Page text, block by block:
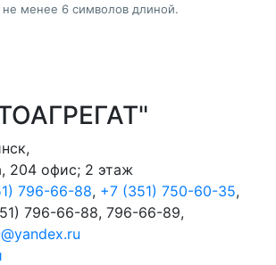
менее 6 символов длиной.
,
204 офис; 2 этаж
796-66-88, +7 (351) 750-60-35,
796-66-88, 796-66-89,